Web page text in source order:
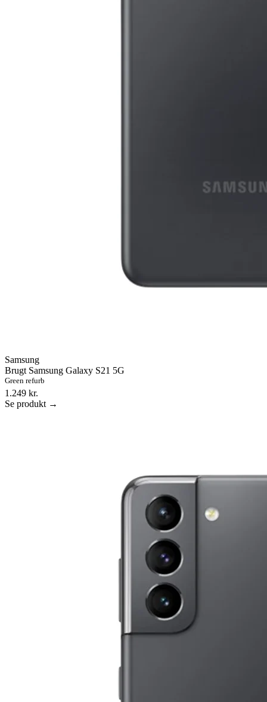
Samsung
Brugt Samsung Galaxy S21 5G
Green refurb
1.249 kr.
Se produkt →